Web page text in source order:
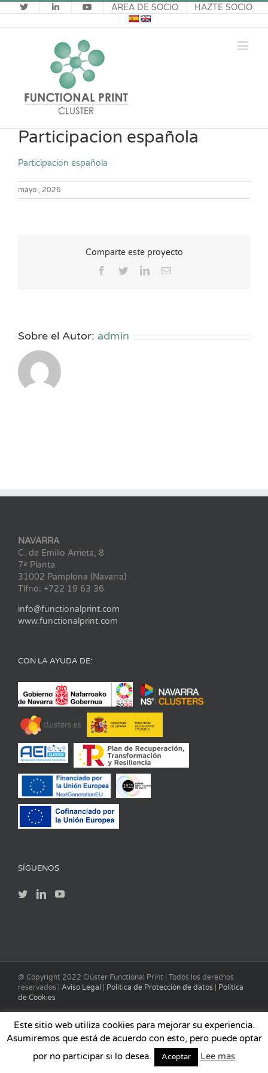
Saltar
al
contenido
ÁREA DE SOCIO HAZTE SOCIO
Participacion española
Participacion española
mayo , 2026
Comparte este proyecto
Facebook
TwitterLinkedInCorreo
Sobre el Autor: admin
NAVARRA
C. de Emilio Arrieta, 8
7ª Planta
31002 Pamplona (Navarra)
Tlfno: +722 19 63 36
info@functionalprint.com
www.functionalprint.com
CON LA AYUDA DE:
SÍGUENOS
@ Copyright 2022 Clúster Functional Print | Todos los derechos
reservados | Aviso Legal Política de Protección de datos
Política
de Cookies
Este sitio web utiliza cookies para mejorar su experiencia.
Asumiremos que está de acuerdo con esto, pero puede optar
por no participar si lo desea.
Aceptar Lee mas